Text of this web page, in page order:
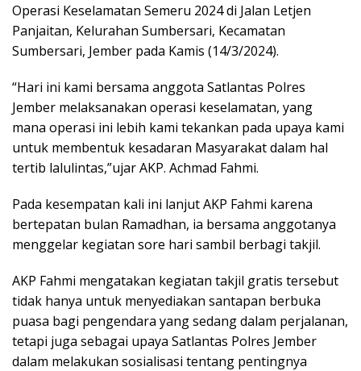
Operasi Keselamatan Semeru 2024 di Jalan Letjen
Panjaitan, Kelurahan Sumbersari, Kecamatan
Sumbersari, Jember pada Kamis (14/3/2024).
“Hari ini kami bersama anggota Satlantas Polres
Jember melaksanakan operasi keselamatan, yang
mana operasi ini lebih kami tekankan pada upaya kami
untuk membentuk kesadaran Masyarakat dalam hal
tertib lalulintas,”ujar AKP. Achmad Fahmi.
Pada kesempatan kali ini lanjut AKP Fahmi karena
bertepatan bulan Ramadhan, ia bersama anggotanya
menggelar kegiatan sore hari sambil berbagi takjil.
AKP Fahmi mengatakan kegiatan takjil gratis tersebut
tidak hanya untuk menyediakan santapan berbuka
puasa bagi pengendara yang sedang dalam perjalanan,
tetapi juga sebagai upaya Satlantas Polres Jember
dalam melakukan sosialisasi tentang pentingnya